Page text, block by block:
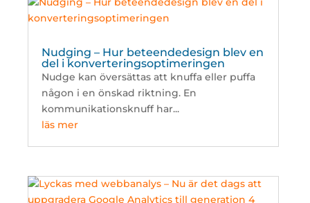
Nudging – Hur beteendedesign blev en
del i konverteringsoptimeringen
Nudge kan översättas att knuffa eller puffa
någon i en önskad riktning. En
kommunikationsknuff har...
läs mer